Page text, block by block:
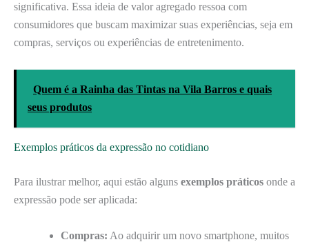
significativa. Essa ideia de valor agregado ressoa com
consumidores que buscam maximizar suas experiências, seja em
compras, serviços ou experiências de entretenimento.
Quem é a Rainha das Tintas na Vila Barros e quais
seus produtos
Exemplos práticos da expressão no cotidiano
Para ilustrar melhor, aqui estão alguns exemplos práticos onde a
expressão pode ser aplicada:
Compras: Ao adquirir um novo smartphone, muitos